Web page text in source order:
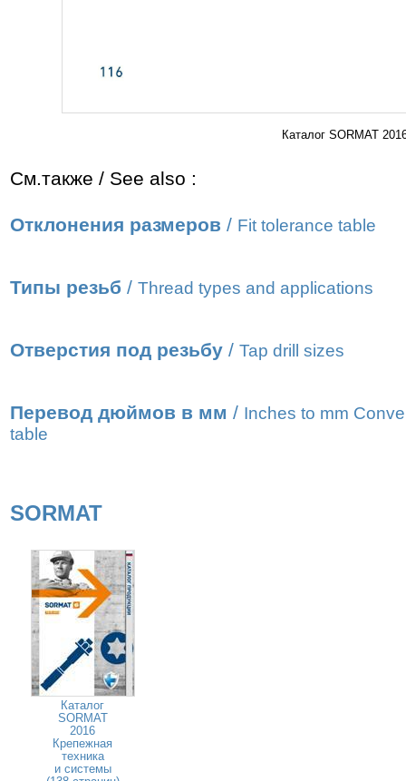
Каталог SORMAT
См.также / See also :
Отклонения размеров / Fit tolerance table
Типы резьб / Thread types and applications
Отверстия под резьбу / Tap drill sizes
Перевод дюймов в мм / Inches to mm
table
SORMAT
Каталог
SORMAT
2016
Крепежная
техника
и системы